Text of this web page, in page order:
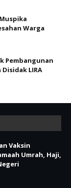
Warga
Pembangunan
LIRA
Vaksin
Umrah, Haji,